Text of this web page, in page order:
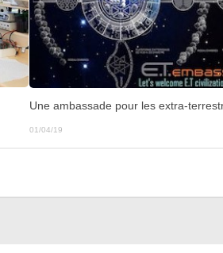
Une ambassade pour les extra-
01/04/19